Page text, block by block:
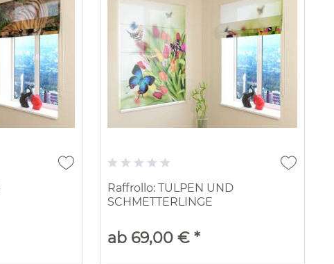
Raffrollo: TULPEN UND
SCHMETTERLINGE
ab 69,00 € *